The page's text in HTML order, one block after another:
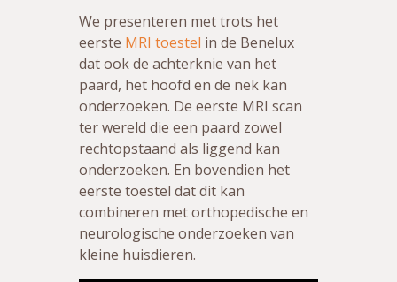
We presenteren met trots het
eerste MRI toestel in de Benelux
dat ook de achterknie van het
paard, het hoofd en de nek kan
onderzoeken. De eerste MRI scan
ter wereld die een paard zowel
rechtopstaand als liggend kan
onderzoeken. En bovendien het
eerste toestel dat dit kan
combineren met orthopedische en
neurologische onderzoeken van
kleine huisdieren.